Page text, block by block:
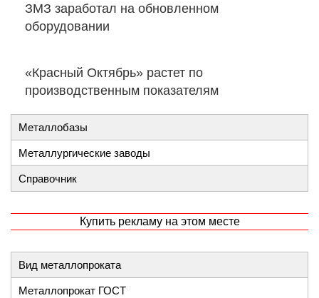
ЗМЗ заработал на обновленном
оборудовании
«Красный Октябрь» растет по
производственным показателям
Металлобазы
Металлургические заводы
Справочник
Купить рекламу на этом месте
Вид металлопроката
Металлопрокат ГОСТ